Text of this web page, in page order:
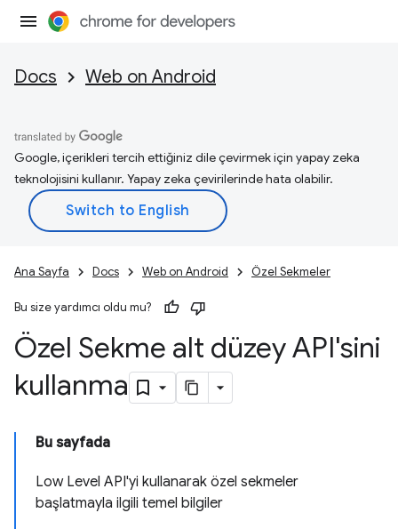
Docs Web on Android
Google, içerikleri tercih ettiğiniz dile çevirmek için yapay zeka
teknolojisini kullanır. Yapay zeka çevirilerinde hata olabilir.
Ana Sayfa Docs Web on Android Özel Sekmeler
Bu size yardımcı oldu mu?
Özel Sekme alt düzey API'sini
kullanma
Bu sayfada
Low Level API'yi kullanarak özel sekmeler
başlatmayla ilgili temel bilgiler